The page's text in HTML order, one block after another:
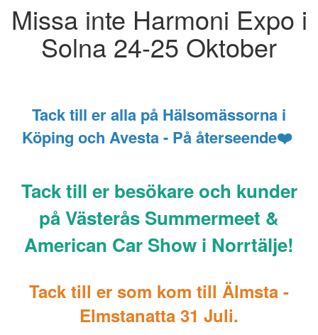
Missa inte Harmoni Expo i
Solna 24-25 Oktober
Tack till er alla på Hälsomässorna i
Köping och Avesta - På återseende❤️
Tack till er besökare och kunder
på Västerås Summermeet &
American Car Show i Norrtälje!
Tack till er som kom till Älmsta -
Elmstanatta 31 Juli.